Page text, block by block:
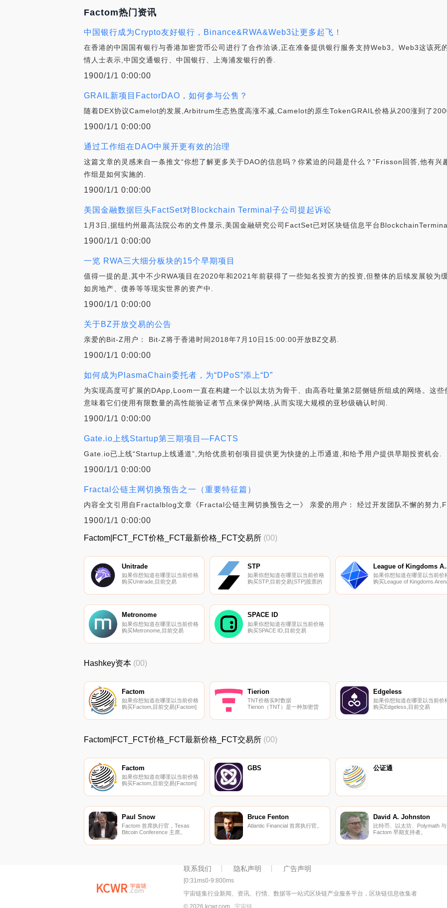
Factom热门资讯
中国银行成为Crypto友好银行，Binance&RWA&Web3让更多起飞！
在香港的中国国有银行与香港加密货币公司进行了合作洽谈,正在准备提供银行服务支持Web3。Web3这该死
情人士表示,中国交通银行、中国银行、上海浦发银行的香.
1900/1/1 0:00:00
GRAIL新项目FactorDAO，如何参与公售？
随着DEX协议Camelot的发展,Arbitrum生态热度高涨不减,Camelot的原生TokenGRAIL价格从200涨到了
1900/1/1 0:00:00
通过工作组在DAO中展开更有效的治理
这篇文章的灵感来自一条推文“你想了解更多关于DAO的信息吗？你紧迫的问题是什么？”Frisson回答,他有
作组是如何实施的.
1900/1/1 0:00:00
美国金融数据巨头FactSet对Blockchain Terminal子公司提起诉讼
1月3日,据纽约州最高法院公布的文件显示,美国金融研究公司FactSet已对区块链信息平台
1900/1/1 0:00:00
一览 RWA三大细分板块的15个早期项目
值得一提的是,其中不少RWA项目在2020年和2021年前获得了一些知名投资方的投资,但整体的后续发展较为
如房地产、债券等等现实世界的资产中.
1900/1/1 0:00:00
关于BZ开放交易的公告
亲爱的Bit-Z用户： Bit-Z将于香港时间2018年7月10日15:00:00开放BZ交易.
1900/1/1 0:00:00
如何成为PlasmaChain委托者，为“DPoS”添上“D”
为实现高度可扩展的DApp,Loom一直在构建一个以以太坊为骨干、由高吞吐量第2层侧链所组成的网络。这些
意味着它们使用有限数量的高性能验证者节点来保护网络,从而实现大规模的亚秒级确认时间.
1900/1/1 0:00:00
Gate.io上线Startup第三期项目—FACTS
Gate.io已上线“Startup上线通道”,为给优质初创项目提供更为快捷的上币通道,和给予用户提供早期投资机会.
1900/1/1 0:00:00
Fractal公链主网切换预告之一（重要特征篇）
内容全文引用自Fractalblog文章《Fractal公链主网切换预告之一》 亲爱的用户： 经过开发团队不懈的努力
1900/1/1 0:00:00
Factom|FCT_FCT价格_FCT最新价格_FCT交易所 (00)
Unitrade
如果你想知道在哪里以当前价格
购买Unitrade,目前交易
交易所是OKX、CoinW、
货币交易所页面上找到其他列
表.
STP
如果你想知道在哪里以当前价格
购买STP,目前交易{STP]股票的
Binance、BTCEX、Bitrue、
列表。STP是一个为DAO优化的
生态系统.
League
如果你想知道在哪里以当前价
购买League of Kingdoms
Arena]股票的顶级加密货币交
Metronome
如果你想知道在哪里以当前价格
购买Metronome,目前交易
币交易所是Gate.io和
他列表。什么是二进制？一个由
Synth协议、METDAO和MET令
SPACE ID
如果你想知道在哪里以当前价格
购买SPACE ID,目前交易
交易所是Binance、Bitrue、
Hashkey资本 (00)
Factom
如果你想知道在哪里以当前价格
购买Factom,目前交易{Factom]
qTrade。您可以在我们的加密
为；由将区块链的安全性扩展到
任何数据类型的国际公司联盟构
议；.
Tierion
TNT价格实时数据
Tierion（TNT）是一种加密货
1000000000,流通量为
美元,在过去24小时内下跌
了-12.15美元.
Edgeless
如果你想知道在哪里以当前价
购买Edgeless,目前交易
交易所是HitBTC。您可以在我
Factom|FCT_FCT价格_FCT最新价格_FCT交易所 (00)
Factom
如果你想知道在哪里以当前价格
购买Factom,目前交易{Factom]
qTrade。您可以在我们的加密
为；由将区块链的安全性扩展到
任何数据类型的国际公司联盟构
建的开源去中心化数据完整性协
议；.
GBS 公证通
Paul Snow
Factom 首席执行官，Texas
Bitcoin Conference 主席。
Bruce Fenton
Atlantic Financial 首席执行官。
David A. Johnston
比特币、以太坊、Polymath 与
Factom 早期支持者。
联系我们 隐私声明 广告声明
[0:31ms0-9:800ms
宇宙链集行业新闻、资讯、行情、数据等一站式区块链产业服务平台，区块链信息收集者
© 2026 kcwr.com宇宙链